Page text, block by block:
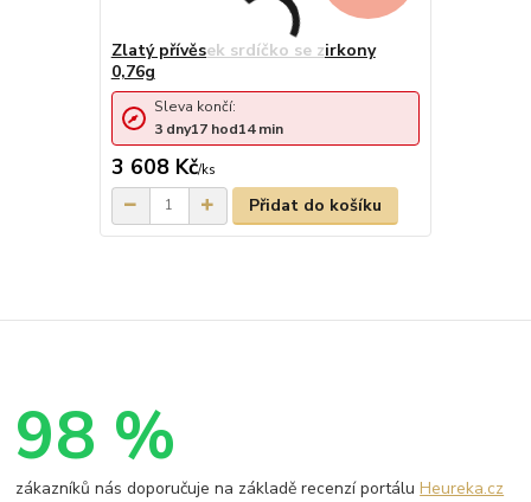
Zlatý přívěsek srdíčko se zirkony
0,76g
3 608 Kč/ks
Sleva končí:
3 dny17 hod14min
Přidat do košíku
98 %
zákazníků nás doporučuje na základě recenzí portáluHeureka.cz